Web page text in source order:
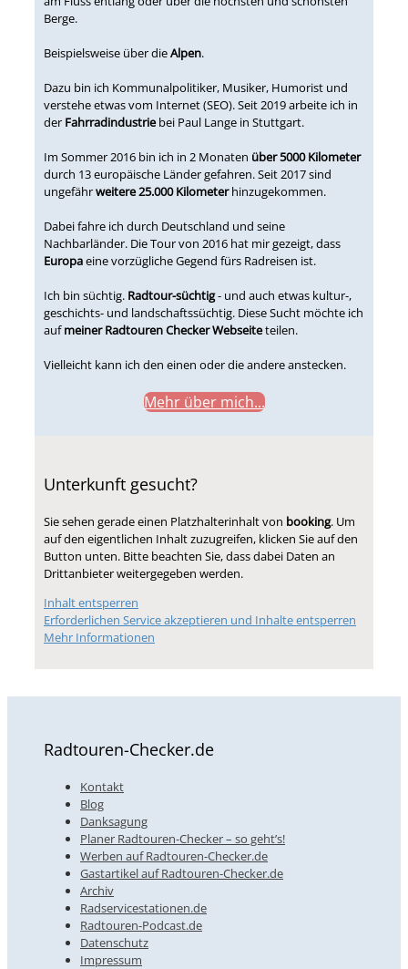
Berge.
Beispielsweise über dieAlpen.
Dazu bin ich Kommunalpolitiker, Musiker, Humorist und
verstehe etwas vom Internet (SEO). Seit 2019 arbeite ich in
der Fahrradindustriebei Paul Lange in Stuttgart.
Im Sommer 2016 bin ich in 2 Monaten über 5000 Kilometer
durch 13 europäische Länder gefahren. Seit 2017 sind
ungefährweitere 25.000 Kilometerhinzugekommen.
Dabei fahre ich durch Deutschland und seine
Nachbarländer. Die Tour von 2016 hat mir gezeigt, dass
Europaeine vorzügliche Gegend fürs Radreisen ist.
Ich bin süchtig. Radtour-süchtig- und auch etwas kultur-,
geschichts- und landschaftssüchtig. Diese Sucht möchte ich
aufmeiner Radtouren Checker Webseiteteilen.
Vielleicht kann ich den einen oder die andere anstecken.
Mehr über mich...
Unterkunft gesucht?
Sie sehen gerade einen Platzhalterinhalt von booking. Um
auf den eigentlichen Inhalt zuzugreifen, klicken Sie auf den
Button unten. Bitte beachten Sie, dass dabei Daten an
Drittanbieter weitergegeben werden.
Inhalt entsperren
Erforderlichen Service akzeptieren und Inhalte entsperren
Mehr Informationen
Radtouren-Checker.de
Kontakt
Blog
Danksagung
Planer Radtouren-Checker – so geht’s!
Werben auf Radtouren-Checker.de
Gastartikel auf Radtouren-Checker.de
Archiv
Radservicestationen.de
Radtouren-Podcast.de
Datenschutz
Impressum